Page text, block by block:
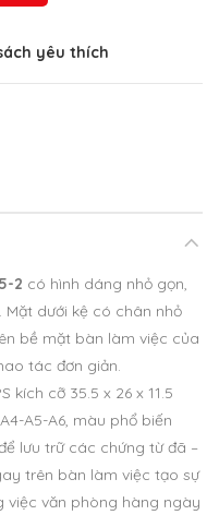
yêu thích
2 có hình dáng nhỏ gọn,
dưới kệ có chân nhỏ
bề mặt bàn làm việc của
tác đơn giản.
kích cỡ 35.5 x 26 x 11.5
A5-A6, màu phổ biến
lưu trữ các chứng từ đã –
trên bàn làm việc tạo sự
việc văn phòng hàng ngày